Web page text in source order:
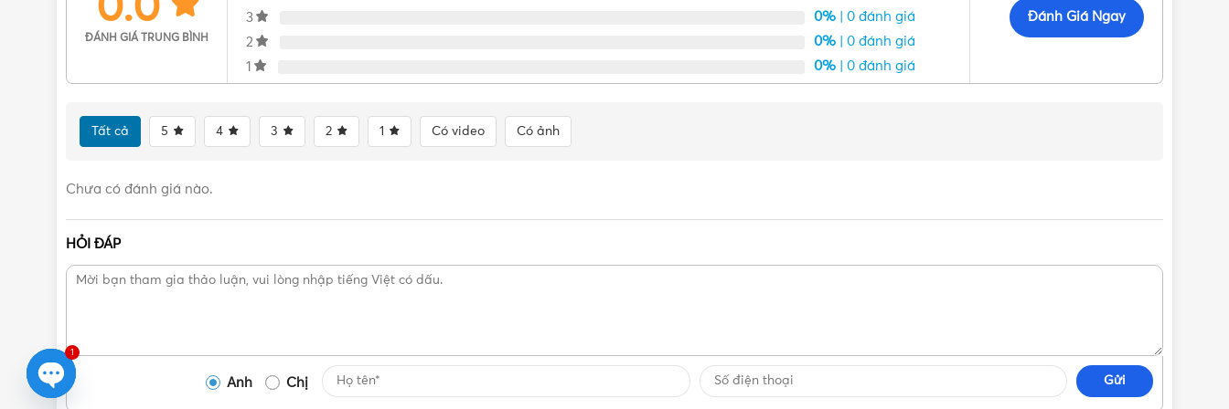
ĐÁNH GIÁ TRUNG BÌNH
3
0% | 0 đánh giá
2
0% | 0 đánh giá
1
0% | 0 đánh giá
Đánh Giá Ngay
Tất cả 5 4 3 2 1 Có video Có ảnh
Chưa có đánh giá nào.
HỎI ĐÁP
Anh Chị Gửi
1